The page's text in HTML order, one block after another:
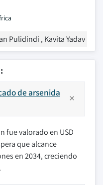
Pulidindi , Kavita Yadav
de arsenida
fue valorado en USD
que alcance
en 2034, creciendo